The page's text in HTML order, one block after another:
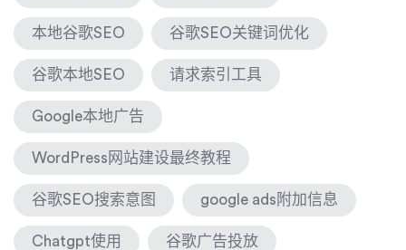
本地谷歌SEO 谷歌SEO关键词优化
谷歌本地SEO 请求索引工具
Google本地广告
WordPress网站建设最终教程
谷歌SEO搜索意图 google ads附加信息
Chatgpt使用 谷歌广告投放